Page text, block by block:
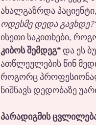
ახალგაზრდა
ოდესმე დედა
ისეთი საკითხები,
კიბოს შემდეგ“ და ეს
ათწლეულების წინ
როგორც
ნიშნავს დედობაზე
პარადიგმის